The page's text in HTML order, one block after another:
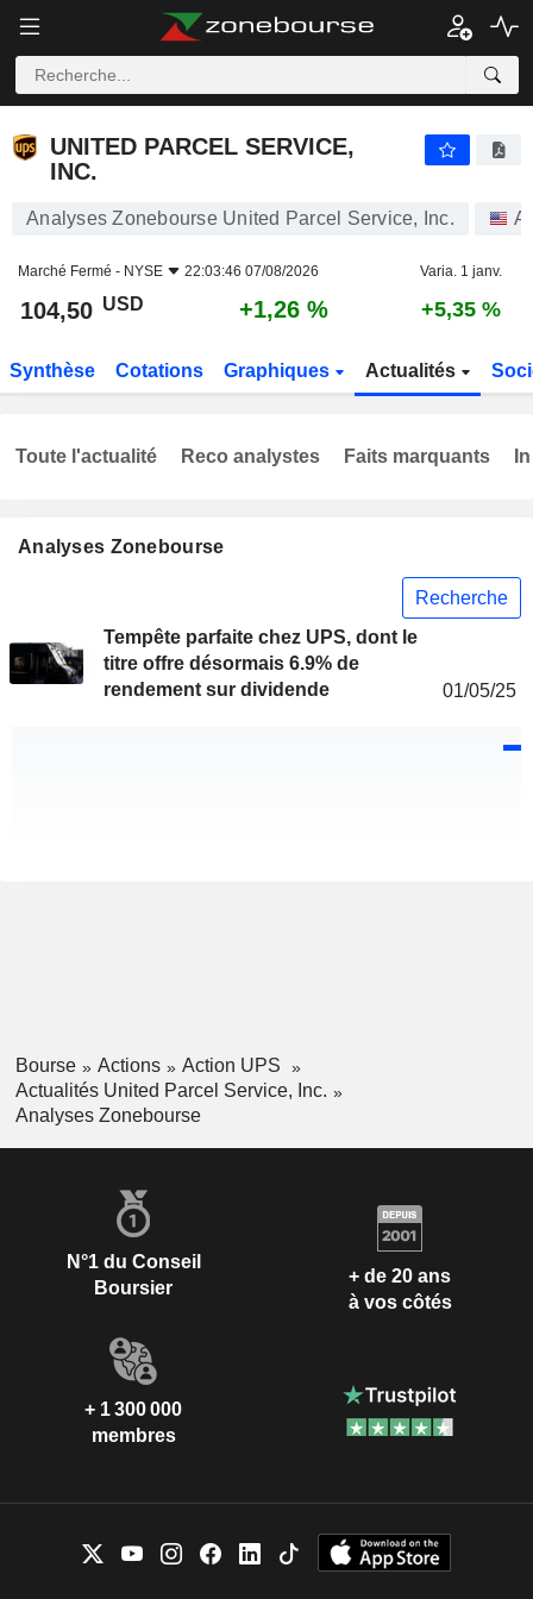
UNITED PARCEL SERVICE,
INC.
Analyses Zonebourse United Parcel Service, Inc.
Marché Fermé - NYSE 22:03:46 07/08/2026 Varia. 1 janv.
104,50 USD +1,26 % +5,35 %
Synthèse Cotations Graphiques Actualités
Analyses Zonebourse
Recherche
Tempête parfaite chez UPS, dont le
titre offre désormais 6.9% de
rendement sur dividende
01/05/25
Toute l'actualité Reco analystes Faits marquants
Bourse Actions
Action UPS
Actualités United Parcel Service, Inc.
Analyses Zonebourse
N°1 du Conseil
Boursier
+ de 20 ans
à vos côtés
+ 1 300 000
membres